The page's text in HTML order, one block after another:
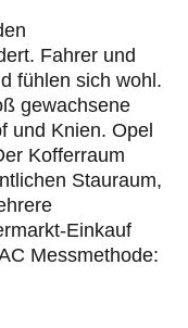
Fahrer und
fühlen sich wohl.
gewachsene
und Knien. Opel
Kofferraum
Stauraum,
Einkauf
Messmethode: